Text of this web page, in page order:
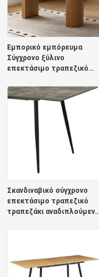
Εμπορικό εμπόρευμα
Σύγχρονο ξύλινο
επεκτάσιμο τραπεζικό
έπιπλο τραπεζαρίας απλό
στρογγυλό ρυθμιζόμενο
επεκτάσιμο τραπεζικό
τραπέζι
Σκανδιναβικό σύγχρονο
επεκτάσιμο τραπεζικό
τραπεζάκι αναδιπλούμενο
τραπεζικού τραπεζιού
από στερεό ξύλο